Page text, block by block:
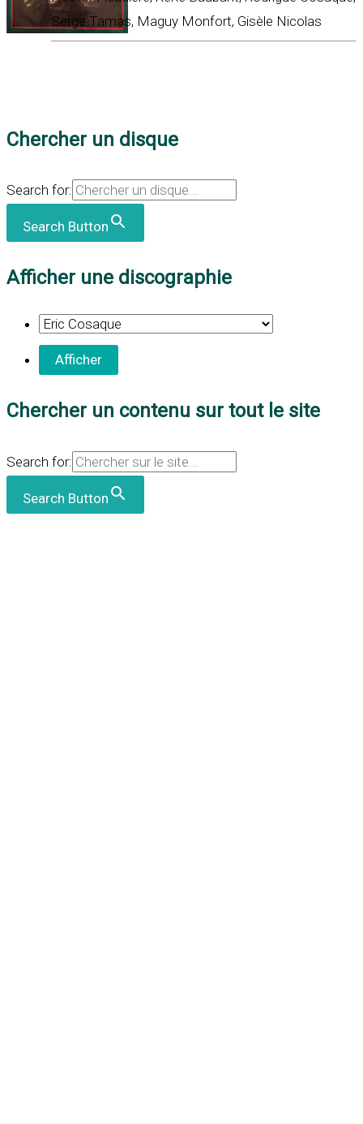
Serge Tamas, Maguy Monfort, Gisèle Nicolas
Chercher un disque
Search for:
Search Button
Afficher une discographie
Chercher un contenu sur tout le site
Search for:
Search Button